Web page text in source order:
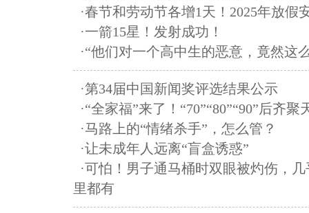
·春节和劳动节各增1天！2025年放假
·一箭15星！发射成功！
·“他们对一个高中生的恶意，竟然这
·第34届中国新闻奖评选结果公示
·“全家福”来了！“70”“80”“90”后齐聚
·马路上的“情绪杀手”，怎么管？
·让未成年人远离“盲盒诱惑”
·可怕！男子通马桶时双眼被灼伤，
里都有